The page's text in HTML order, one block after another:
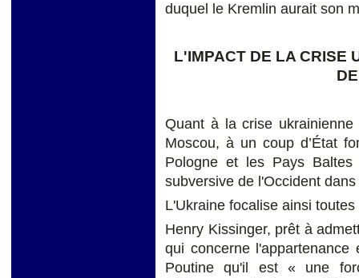
duquel le Kremlin aurait son
L'IMPACT DE LA CRISE
Quant à la crise
Moscou, à un coup d’État
Pologne et les Pays
subversive de l'Occident
L'Ukraine focalise ainsi
Henry Kissinger, prêt à
qui concerne
Poutine qu'il est « une